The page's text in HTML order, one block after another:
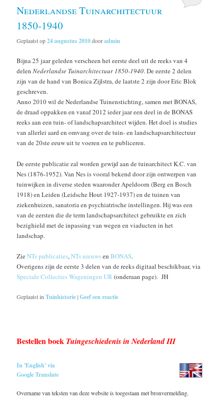
Nederlandse Tuinarchitectuur
1850-1940
Geplaatst op24 augustus 2010dooradmin
Bijna 25 jaar geleden verscheen het eerste deel uit de reeks van 4
delenNederlandse Tuinarchitectuur 1850-1940. De eerste 2 delen
zijn van de hand van Bonica Zijlstra, de laatste 2 zijn door Eric Blok
geschreven.
Anno 2010 wil de Nederlandse Tuinenstichting, samen met BONAS,
de draad oppakken en vanaf 2012 ieder jaar een deel in de BONAS
reeks aan een tuin- of landschapsarchitect wijden. Het doel is studies
van allerlei aard en omvang over de tuin- en landschapsarchitectuur
van de 20ste eeuw uit te voeren en te publiceren.
De eerste publicatie zal worden gewijd aan de tuinarchitect K.C. van
Nes (1876-1952). Van Nes is vooral bekend door zijn ontwerpen van
tuinwijken in diverse steden waaronder Apeldoorn (Berg en Bosch
1918) en Leiden (Leidsche Hout 1927-1937) en de tuinen van
ziekenhuizen, sanatoria en psychiatrische instellingen. Hij was een
van de eersten die de term landschapsarchitect gebruikte en zich
bezighield met de inpassing van wegen en viaducten in het
landschap.
ZieNTs publicaties,NTs nieuwsenBONAS.
Overigens zijn de eerste 3 delen van de reeks digitaal beschikbaar, via
Speciale Collecties Wageningen UR(onderaan page). JH
Geplaatst in Tuinhistorie|Geef een reactie
Bestellen boek Tuingeschiedenis in Nederland III
In 'English' via
Google Translate
Overname van teksten van deze website is toegestaan met bronvermelding.